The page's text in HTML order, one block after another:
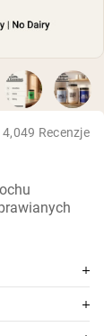
Bestsellery
4,049 Recenzje
USA iże jego